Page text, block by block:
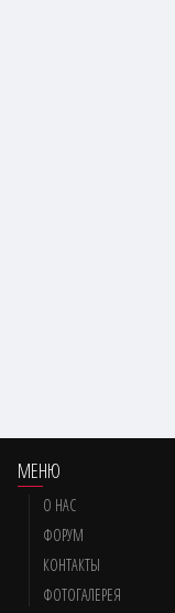
МЕНЮ
О НАС
ФОРУМ
КОНТАКТЫ
ФОТОГАЛЕРЕЯ